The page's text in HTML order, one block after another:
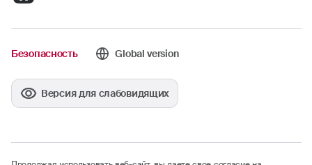
Безопасность Global version
Версия для слабовидящих